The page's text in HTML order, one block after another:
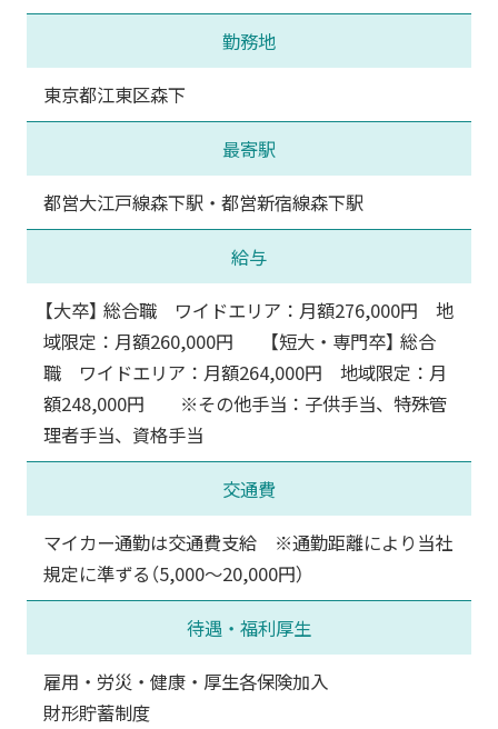
勤務地
東京都江東区森下
最寄駅
都営大江戸線森下駅・都営新宿線森下駅
給与
【大卒】 総合職 ワイドエリア：月額276,000円 地
域限定：月額260,000円 【短大・専門卒】 総合
職 ワイドエリア：月額264,000円 地域限定：月
額248,000円 ※その他手当：子供手当、特殊管
理者手当、資格手当
交通費
マイカー通勤は交通費支給 ※通勤距離により当社
規定に準ずる（5,000～20,000円）
待遇・福利厚生
雇用・労災・健康・厚生各保険加入
財形貯蓄制度